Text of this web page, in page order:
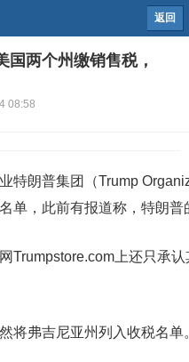
返回
两个州缴销售税，
08:58
特朗普集团（Trump
单，此前有报道称，特朗
Trumpstore.com上还只承
将弗吉尼亚州列入收税名单